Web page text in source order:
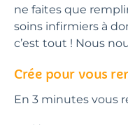
ne faites que
soins infirmiers à
c’est tout ! Nous
Crée pour vous
En 3 minutes vous